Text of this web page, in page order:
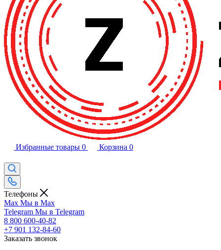
Избранные товары 0 Корзина 0
Телефоны
Max Мы в Max
Telegram Мы в Telegram
8 800 600-40-82
+7 901 132-84-60
Заказать звонок